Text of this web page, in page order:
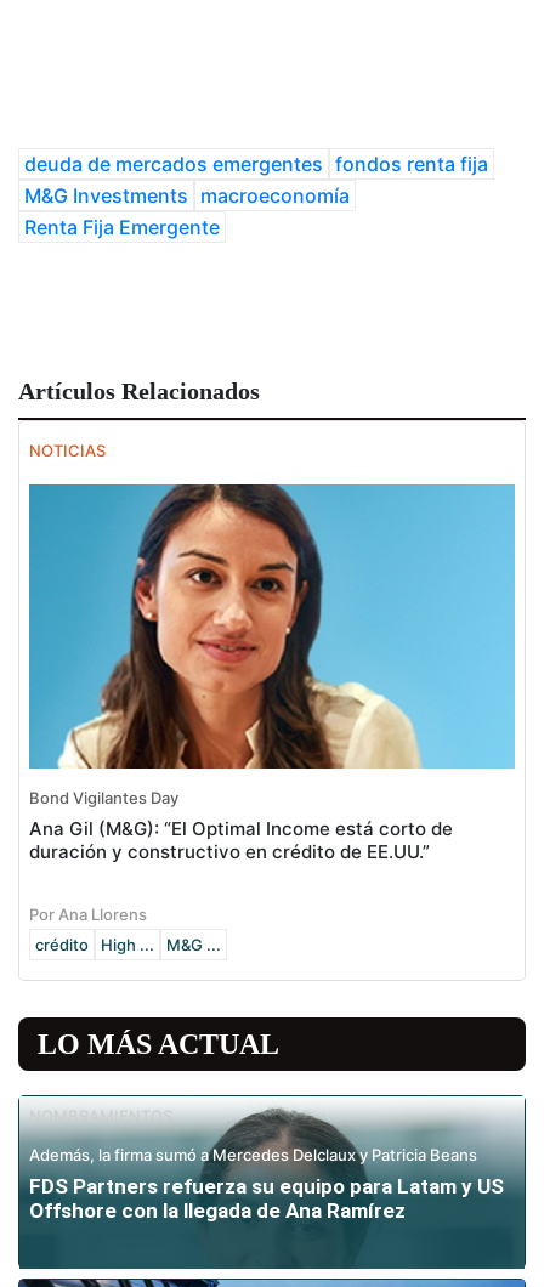
deuda de mercados emergentes fondos renta fija
M&G Investments macroeconomía
Renta Fija Emergente
Artículos Relacionados
NOTICIAS
Bond Vigilantes Day
Ana Gil (M&G): “El Optimal Income está corto de
duración y constructivo en crédito de EE.UU.”
Por Ana Llorens
crédito
High ... M&G ...
LO MÁS ACTUAL
NOMBRAMIENTOS
Además, la firma sumó a Mercedes Delclaux y Patricia Beans
FDS Partners refuerza su equipo para Latam y US
Offshore con la llegada de Ana Ramírez